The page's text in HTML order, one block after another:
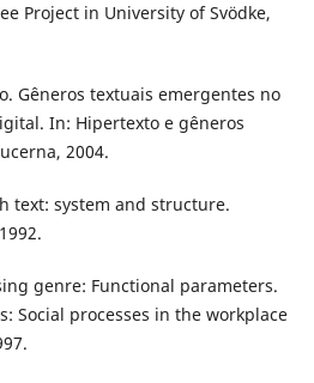
Project in University of Svödke,
Gêneros textuais emergentes no
In: Hipertexto e gêneros
2004.
text: system and structure.
genre: Functional parameters.
Social processes in the workplace